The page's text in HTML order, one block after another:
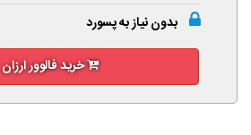
بدون نیاز به پسورد
خرید فالوور ارزان